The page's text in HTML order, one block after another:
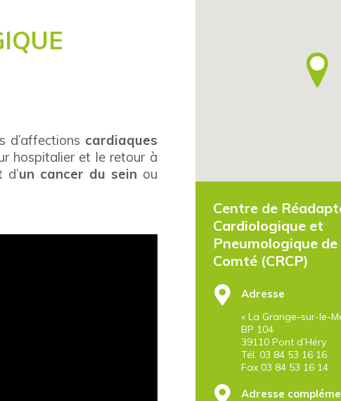
d’affections cardiaques
hospitalier et le retour à
d’un cancer du sein ou
Centre de
Cardiologique et
Pneumologique
Comté (CRCP)
Adresse
« La Grange-sur-le-
BP 104
39110 Pont d’Héry
Tél. 03 84 53 16 16
Fax 03 84 53 16 14
Adresse